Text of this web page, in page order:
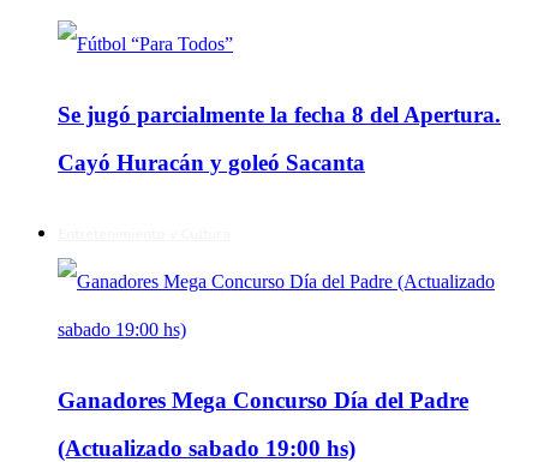
Se jugó parcialmente la fecha 8 del Apertura.
Cayó Huracán y goleó Sacanta
Ganadores Mega Concurso Día del Padre
(Actualizado sabado 19:00 hs)